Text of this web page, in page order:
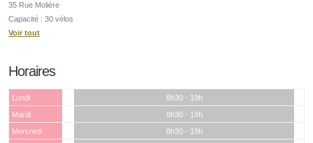
35 Rue Molière
Capacité : 30 vélos
Voir tout
Horaires
Lundi
8h30 - 19h
Mardi
8h30 - 19h
Mercredi
8h30 - 19h